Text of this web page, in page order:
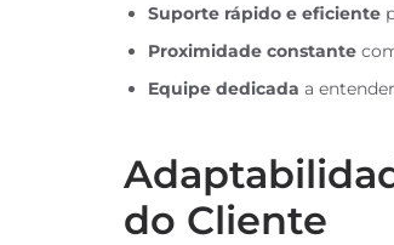
Suporte rápido e eficiente
Proximidade constante
Equipe dedicada a
do Cliente